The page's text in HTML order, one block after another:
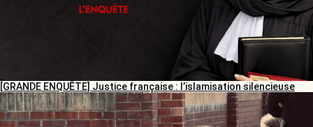
[GRANDE ENQUÊTE] Justice française : l’islamisation silencieuse